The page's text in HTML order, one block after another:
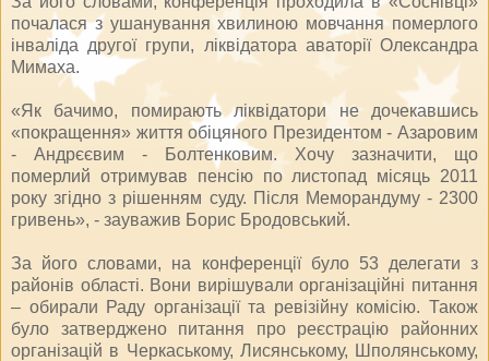
почалася з ушанування хвилиною мовчання померлого
інваліда другої групи, ліквідатора аваторії Олександра
Мимаха.
«Як бачимо, помирають ліквідатори не дочекавшись
«покращення» життя обіцяного Президентом - Азаровим
- Андрєєвим - Болтенковим. Хочу зазначити, що
померлий отримував пенсію по листопад місяць 2011
року згідно з рішенням суду. Після Меморандуму - 2300
гривень», - зауважив Борис Бродовський.
За його словами, на конференції було 53 делегати з
районів області. Вони вирішували організаційні питання
– обирали Раду організації та ревізійну комісію. Також
було затверджено питання про реєстрацію районних
організацій в Черкаському, Лисянському, Шполянському,